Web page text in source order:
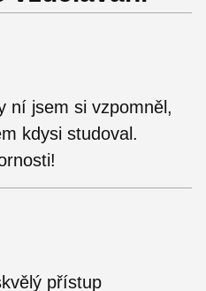
ní jsem si vzpomněl,
kdysi studoval.
přístup